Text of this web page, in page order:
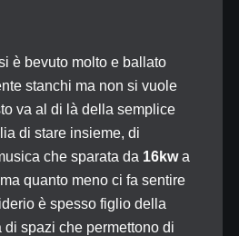
è bevuto molto e ballato
stanchi ma non si vuole
va al di là della semplice
di stare insieme, di
che sparata da 16kwa
quanto meno ci fa sentire
è spesso figlio della
spazi che permettono di